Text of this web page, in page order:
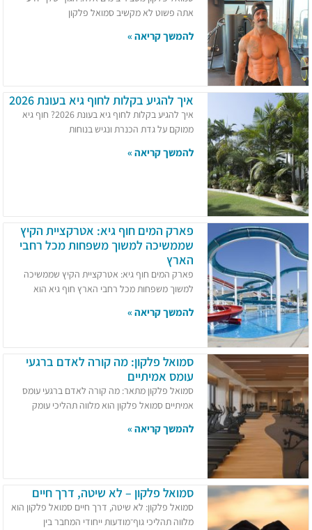
אתה פשוט לא מקשיב סמואל פלקון
להמשך קריאה »
איך להגיע בקלות לחוף גיא בעונת 2026
איך להגיע בקלות לחוף גיא בעונת 2026? חוף גיא
ממוקם על גדת הכנרת ונגיש בנוחות
להמשך קריאה »
פארק המים חוף גיא: אטרקציית הקיץ
שממשיכה למשוך משפחות מכל רחבי
הארץ
פארק המים חוף גיא: אטרקציית הקיץ שממשיכה
למשוך משפחות מכל רחבי הארץ חוף גיא הוא
להמשך קריאה »
סמואל פלקון: מה קורה לאדם ברגעי
עומס אמיתיים
סמואל פלקון מתאר: מה קורה לאדם ברגעי עומס
אמיתיים סמואל פלקון הוא מלווה תהליכי עומק
להמשך קריאה »
סמואל פלקון – לא שיטה, דרך חיים
סמואל פלקון: לא שיטה, דרך חיים סמואל פלקון הוא
מלווה תהליכי גוף־מודעות ייחודי המחבר בין